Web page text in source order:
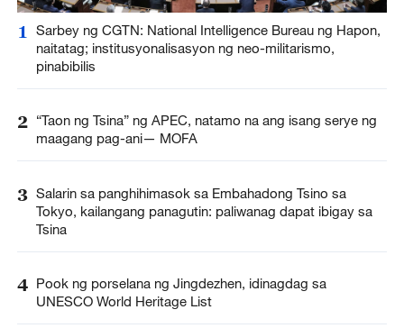
1
Sarbey ng CGTN: National Intelligence Bureau ng Hapon,
naitatag; institusyonalisasyon ng neo-militarismo,
pinabibilis
2 “Taon ng Tsina” ng APEC, natamo na ang isang serye ng
maagang pag-ani— MOFA
3 Salarin sa panghihimasok sa Embahadong Tsino sa
Tokyo, kailangang panagutin: paliwanag dapat ibigay sa
Tsina
4 Pook ng porselana ng Jingdezhen, idinagdag sa
UNESCO World Heritage List